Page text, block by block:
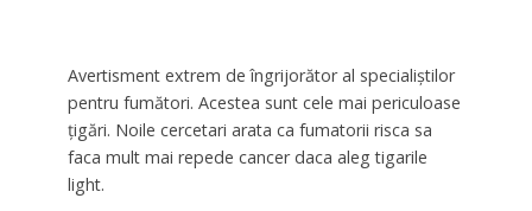
Avertisment extrem de îngrijorător al specialiștilor
pentru fumători. Acestea sunt cele mai periculoase
țigări. Noile cercetari arata ca fumatorii risca sa
faca mult mai repede cancer daca aleg tigarile
light.